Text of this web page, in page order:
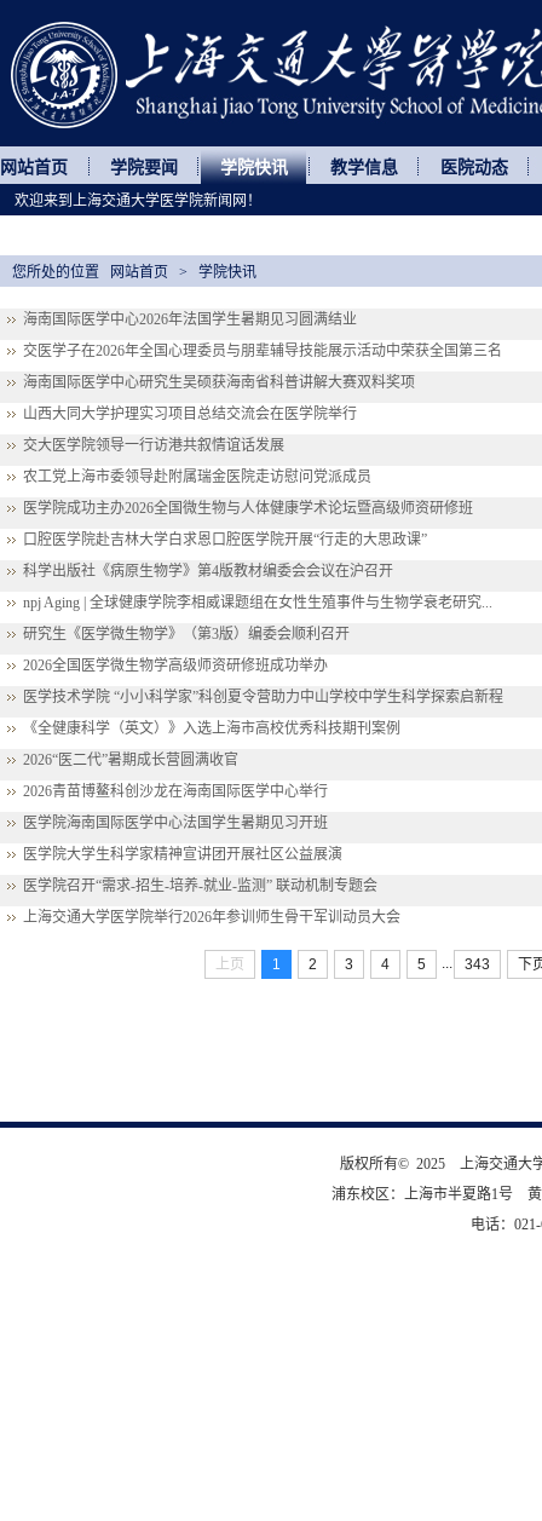
版权所有© 2025 上海交通大
浦东校区：上海市半夏路1号
电话：
网站首页 学院要闻 学院快讯 教学信息 医院动态
海南国际医学中心2026年法国学生暑期见习圆满结业
交医学子在2026年全国心理委员与朋辈辅导技能展示活动中荣获全国第三名
海南国际医学中心研究生吴硕获海南省科普讲解大赛双料奖项
山西大同大学护理实习项目总结交流会在医学院举行
交大医学院领导一行访港共叙情谊话发展
农工党上海市委领导赴附属瑞金医院走访慰问党派成员
医学院成功主办2026全国微生物与人体健康学术论坛暨高级师资研修班
口腔医学院赴吉林大学白求恩口腔医学院开展“行走的大思政课”
科学出版社《病原生物学》第4版教材编委会会议在沪召开
npj Aging | 全球健康学院李相威课题组在女性生殖事件与生物学衰老研究...
研究生《医学微生物学》（第3版）编委会顺利召开
2026全国医学微生物学高级师资研修班成功举办
医学技术学院 “小小科学家”科创夏令营助力中山学校中学生科学探索启新程
《全健康科学（英文）》入选上海市高校优秀科技期刊案例
2026“医二代”暑期成长营圆满收官
2026青苗博鳌科创沙龙在海南国际医学中心举行
医学院海南国际医学中心法国学生暑期见习开班
医学院大学生科学家精神宣讲团开展社区公益展演
医学院召开“需求-招生-培养-就业-监测” 联动机制专题会
上海交通大学医学院举行2026年参训师生骨干军训动员大会
上页 1 2 3 4 5 ... 343 下
您所处的位置 网站首页 > 学院快讯
欢迎来到上海交通大学医学院新闻网！